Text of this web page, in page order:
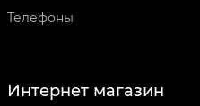
Телефоны
Интернет магазин